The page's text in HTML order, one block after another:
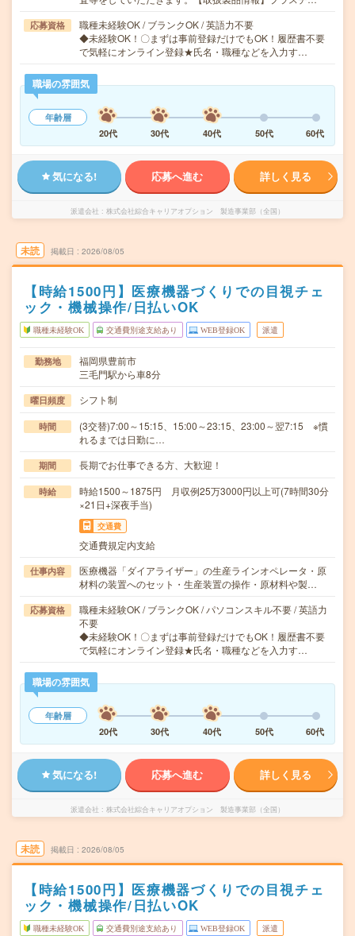
応募資格
職種未経験OK / ブランクOK / 英語力不要
◆未経験OK！〇まずは事前登録だけでもOK！履歴書不要
で気軽にオンライン登録★氏名・職種などを入力す…
職場の雰囲気
年齢層
20代
30代 40代 50代 60代
気になる! 応募へ進む 詳しく見る
派遣会社 株式会社綜合キャリアオプション 製造事業部（全国）
未読 掲載日 2026/08/05
【時給1500円】医療機器づくりでの目視チェ
ック・機械操作/日払いOK
職種未経験OK 交通費別途支給あり WEB登録OK 派遣
勤務地
福岡県豊前市
三毛門駅から車8分
曜日頻度 シフト制
時間
(3交替)7:00～15:15、15:00～23:15、23:00～翌7:15 ※慣
れるまでは日勤に…
期間 長期でお仕事できる方、大歓迎！
時給
時給1500～1875円 月収例25万3000円以上可(7時間30分
×21日+深夜手当)
交通費
交通費規定内支給
仕事内容
医療機器「ダイアライザー」の生産ラインオペレータ・原
材料の装置へのセット・生産装置の操作・原材料や製…
応募資格
職種未経験OK / ブランクOK / パソコンスキル不要 / 英語力
不要
◆未経験OK！〇まずは事前登録だけでもOK！履歴書不要
で気軽にオンライン登録★氏名・職種などを入力す…
職場の雰囲気
年齢層
20代
30代 40代 50代 60代
気になる! 応募へ進む 詳しく見る
派遣会社 株式会社綜合キャリアオプション 製造事業部（全国）
未読 掲載日 2026/08/05
【時給1500円】医療機器づくりでの目視チェ
ック・機械操作/日払いOK
職種未経験OK 交通費別途支給あり WEB登録OK 派遣